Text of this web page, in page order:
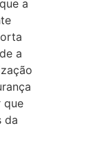
a
a
que
da